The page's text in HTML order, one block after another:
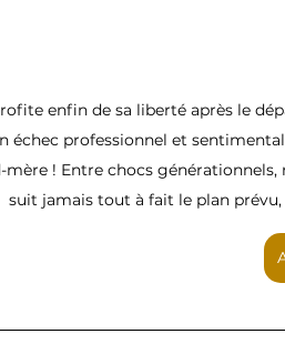
enfin de sa liberté après le
échec professionnel et
! Entre chocs
suit jamais tout à fait le plan